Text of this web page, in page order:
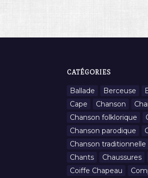
CATÉGORIES
Ballade Berceuse
Cape
Chanson
Chanson folklorique
Chanson parodique
Chanson traditionnelle
Chants
Chaussures
Coiffe Chapeau